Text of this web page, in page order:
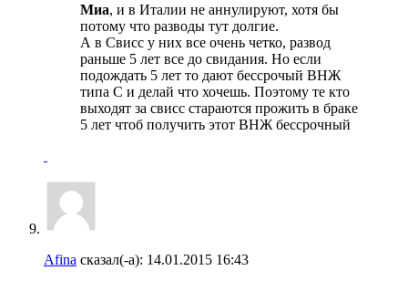
Миа, и в Италии не аннулируют, хотя бы
потому что разводы тут долгие.
А в Свисс у них все очень четко, развод
раньше 5 лет все до свидания. Но если
подождать 5 лет то дают бессрочый ВНЖ
типа С и делай что хочешь. Поэтому те кто
выходят за свисс стараются прожить в браке
5 лет чтоб получить этот ВНЖ бессрочный
Afina сказал(-а): 14.01.2015 16:43